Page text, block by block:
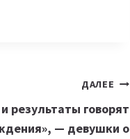
ДАЛЕЕ
результаты говорят
— девушки о